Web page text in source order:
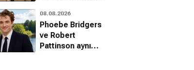
Apple TV
platformunda
08.08.2026
Phoebe Bridgers
ve Robert
Pattinson aynı